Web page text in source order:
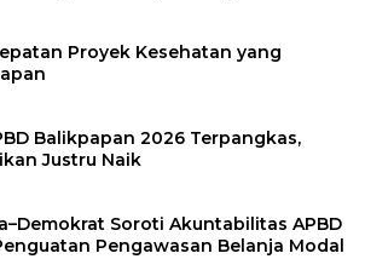
Proyek Kesehatan yang
Balikpapan 2026 Terpangkas,
Justru Naik
Soroti Akuntabilitas APBD
Pengawasan Belanja Modal